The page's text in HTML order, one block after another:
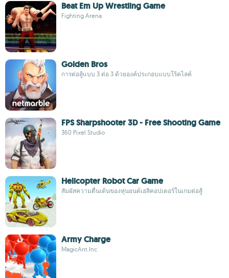
Beat Em Up Wrestling Game
Fighting Arena
Golden Bros
การต่อสู้แบบ 3 ต่อ 3 ด้วยองค์ประกอบแบบโร้คไลค์
FPS Sharpshooter 3D - Free Shooting Game
360 Pixel Studio
Helicopter Robot Car Game
สัมผัสความตื่นเต้นของหุ่นยนต์เฮลิคอปเตอร์ในเกมต่อสู้
Army Charge
MagicAnt.Inc